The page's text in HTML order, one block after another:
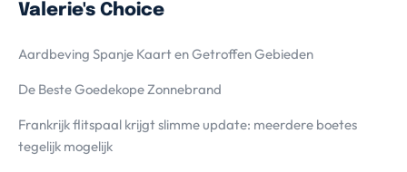
Valerie's Choice
Aardbeving Spanje Kaart en Getroffen Gebieden
De Beste Goedekope Zonnebrand
Frankrijk flitspaal krijgt slimme update: meerdere boetes
tegelijk mogelijk